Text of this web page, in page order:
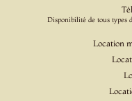
Disponibilité de tous types
Location